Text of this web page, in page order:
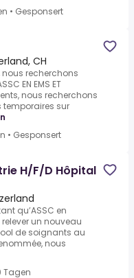
• Gesponsert
CH
nous recherchons
EN EMS ET
nous recherchons
temporaires sur
• Gesponsert
H/F/D Hôpital
qu’ASSC en
un nouveau
de soignants au
nous
Tagen